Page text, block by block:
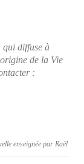
qui diffuse à
de la Vie
:
enseignée par Raël